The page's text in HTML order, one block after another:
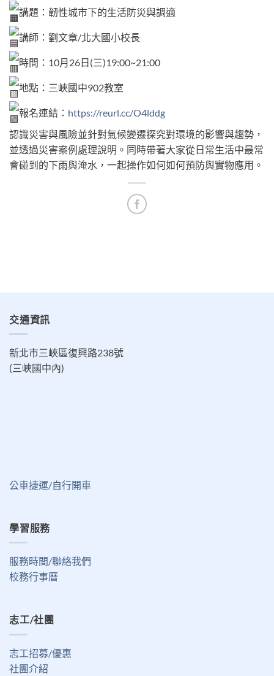
講題：韌性城市下的生活防災與調適
講師：劉文章/北大國小校長
時間：10月26日(三)19:00~21:00
地點：三峽國中902教室
報名連結： https://reurl.cc/O4lddg
認識災害與風險並針對氣候變遷探究對環境的影響與趨勢，
並透過災害案例處理說明。同時帶著大家從日常生活中最常
會碰到的下雨與淹水，一起操作如何如何預防與實物應用。
交通資訊
新北市三峽區復興路238號
(三峽國中內)
公車捷運/自行開車
學習服務
服務時間/聯絡我們
校務行事曆
志工/社團
志工招募/優惠
社團介紹